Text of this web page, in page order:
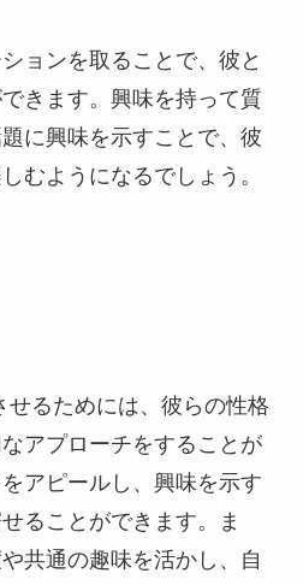
ョンを取ることで、彼と
きます。興味を持って質
に興味を示すことで、彼
むようになるでしょう。
るためには、彼らの性格
アプローチをすることが
アピールし、興味を示す
ることができます。ま
共通の趣味を活かし、自